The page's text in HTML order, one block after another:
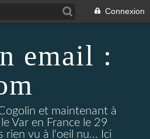
Connexion
email :
et maintenant à
Var en France le 29
rien vu à l'oeil nu... Ici